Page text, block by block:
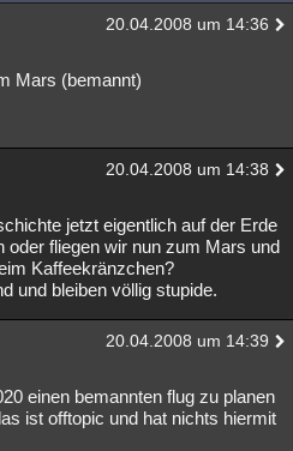
Mystery Kriminalfälle
Technologie
Gaming Filme
Allmystery English
20.04.2008 um 14:36
Mars (bemannt)
20.04.2008 um 14:38
jetzt eigentlich auf der Erde
oder fliegen wir nun zum Mars und
Kaffeekränzchen?
und bleiben völlig stupide.
20.04.2008 um 14:39
einen bemannten flug zu planen
ist offtopic und hat nichts hiermit